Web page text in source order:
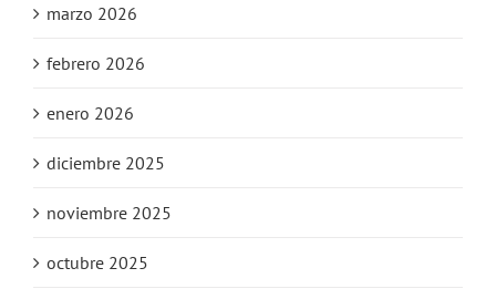
marzo 2026
febrero 2026
enero 2026
diciembre 2025
noviembre 2025
octubre 2025